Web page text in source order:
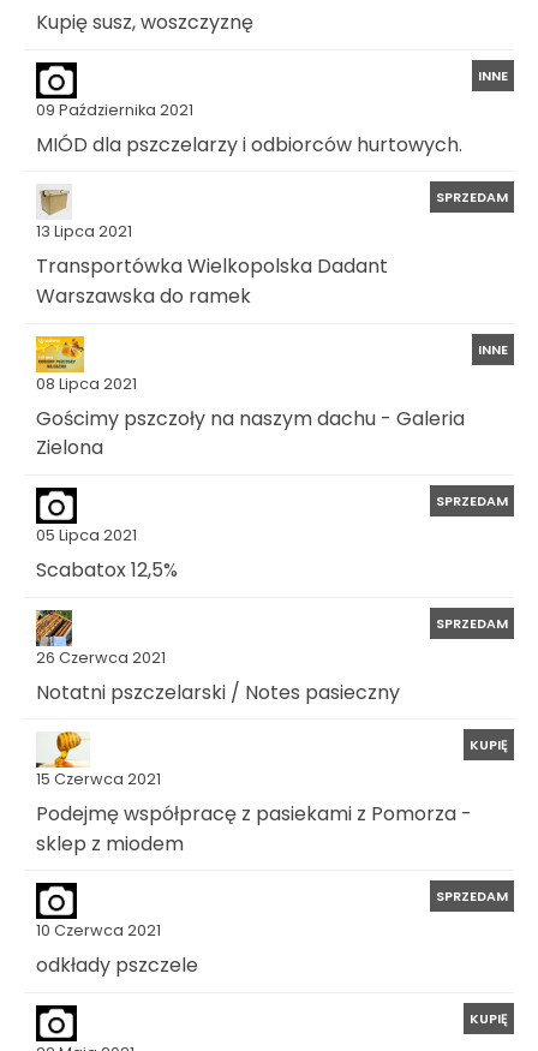
Kupię susz, woszczyznę
09 Października 2021
INNE
MIÓD dla pszczelarzy i odbiorców hurtowych.
13 Lipca 2021
SPRZEDAM
Transportówka Wielkopolska Dadant
Warszawska do ramek
08 Lipca 2021
INNE
Gościmy pszczoły na naszym dachu - Galeria
Zielona
05 Lipca 2021
SPRZEDAM
Scabatox 12,5%
26 Czerwca 2021
SPRZEDAM
Notatni pszczelarski / Notes pasieczny
15 Czerwca 2021
KUPIĘ
Podejmę współpracę z pasiekami z Pomorza -
sklep z miodem
10 Czerwca 2021
SPRZEDAM
odkłady pszczele
KUPIĘ